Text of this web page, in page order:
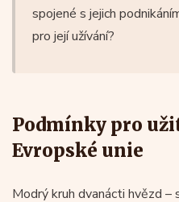
spojené s jejich
pro její užívání?
Podmínky pro
Evropské unie
Modrý kruh dvanácti hvězd